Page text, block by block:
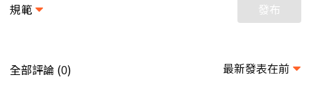
規範 發布
全部評論 (0) 最新發表在前